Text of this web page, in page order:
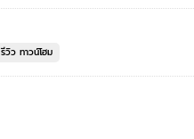
รีวิว ทาวน์โฮม